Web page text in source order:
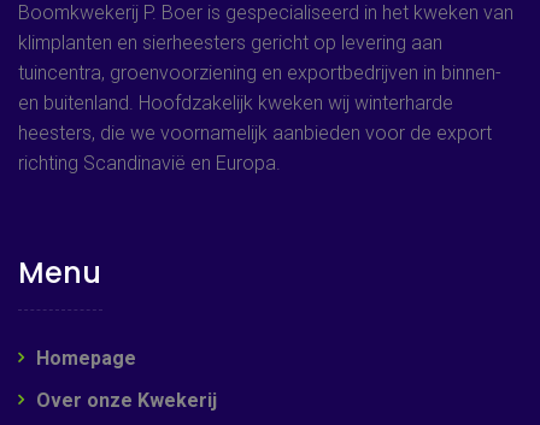
Boomkwekerij P. Boer is gespecialiseerd in het kweken van
klimplanten en sierheesters gericht op levering aan
tuincentra, groenvoorziening en exportbedrijven in binnen-
en buitenland. Hoofdzakelijk kweken wij winterharde
heesters, die we voornamelijk aanbieden voor de export
richting Scandinavië en Europa.
Menu
Homepage
Over onze Kwekerij